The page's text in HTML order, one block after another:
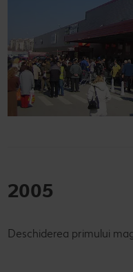
2005
Deschiderea primului